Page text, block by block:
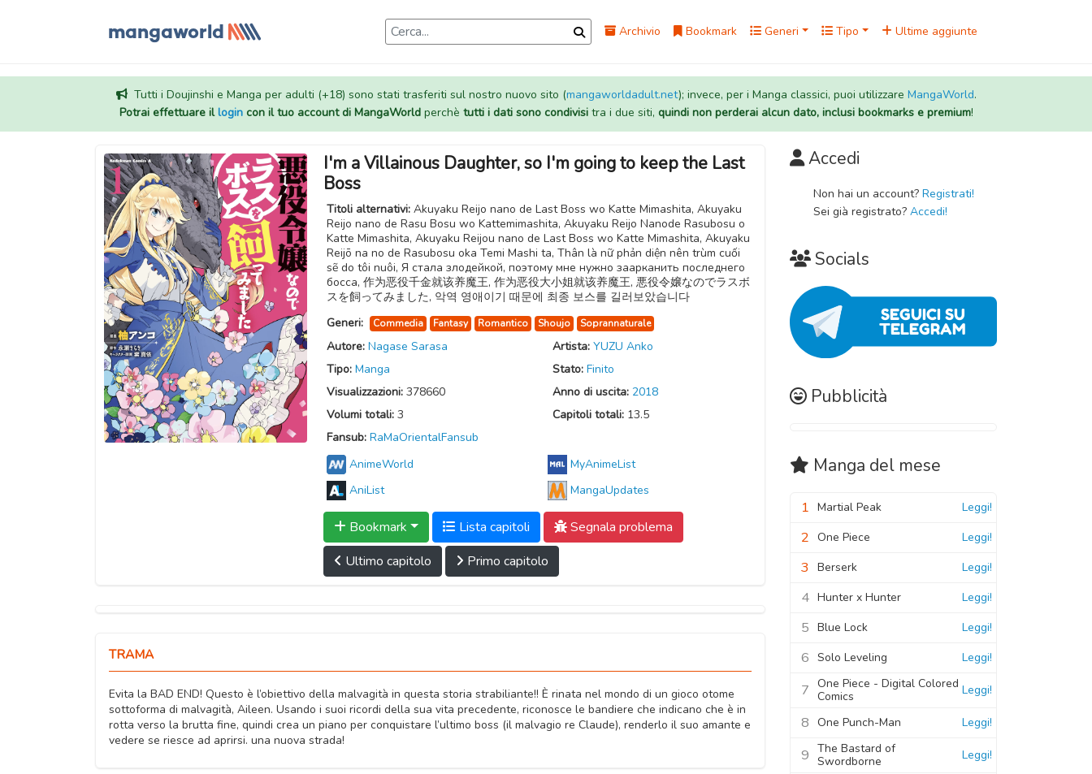
Archivio Bookmark Generi Tipo Ultime aggiunte
Tutti i Doujinshi e Manga per adulti (+18) sono stati trasferiti sul nostro nuovo sito (mangaworldadult.net); invece, per i Manga classici, puoi utilizzare MangaWorld.
Potrai effettuare illogincon il tuo account di MangaWorldperchè tutti i dati sono condivisitra i due siti, quindi non perderai alcun dato, inclusi bookmarks e premium!
I'm a Villainous Daughter, so I'm going to keep the Last
Boss
Titoli alternativi: Akuyaku Reijo nano de Last Boss wo Katte Mimashita, Akuyaku
Reijo nano de Rasu Bosu wo Kattemimashita, Akuyaku Reijo Nanode Rasubosu o
Katte Mimashita, Akuyaku Reijou nano de Last Boss wo Katte Mimashita, Akuyaku
Reijō na no de Rasubosu oka Temi Mashi ta, Thân là nữ phản diện nên trùm cuối
sẽ do tôi nuôi, Я стала злодейкой, поэтому мне нужно заарканить последнего
босса, 作为恶役千金就该养魔王, 作为恶役大小姐就该养魔王, 悪役令嬢なのでラスボ
スを飼ってみました, 악역 영애이기 때문에 최종 보스를 길러보았습니다
Generi:
Commedia Fantasy Romantico Shoujo Soprannaturale
Autore: Nagase Sarasa Artista: YUZU Anko
Tipo: Manga Stato: Finito
Visualizzazioni: 378660 Anno di uscita: 2018
Volumi totali: 3 Capitoli totali: 13.5
Fansub: RaMaOrientalFansub
AnimeWorld
MyAnimeList
AniList
MangaUpdates
Bookmark Lista capitoli
Segnala problema
Ultimo capitolo
Primo capitolo
TRAMA
Evita la BAD END! Questo è l’obiettivo della malvagità in questa storia strabiliante!! È rinata nel mondo di un gioco otome
sottoforma di malvagità, Aileen. Usando i suoi ricordi della sua vita precedente, riconosce le bandiere che indicano che è in
rotta verso la brutta fine, quindi crea un piano per conquistare l’ultimo boss (il malvagio re Claude), renderlo il suo amante e
vedere se riesce ad aprirsi. una nuova strada!
Accedi
Non hai un account? Registrati!
Sei già registrato? Accedi!
Socials
Pubblicità
Manga del mese
1 Martial Peak Leggi!
2 One Piece Leggi!
3 Berserk Leggi!
4 Hunter x Hunter Leggi!
5 Blue Lock Leggi!
6 Solo Leveling Leggi!
7 One Piece - Digital Colored
Comics
Leggi!
8 One Punch-Man Leggi!
9 The Bastard of
Swordborne
Leggi!